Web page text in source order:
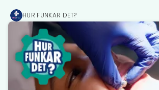
MediPrep
HUR FUNKAR DET?